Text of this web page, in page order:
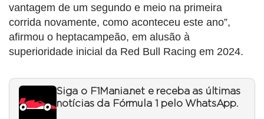
vantagem de um segundo e meio na primeira
corrida novamente, como aconteceu este ano”,
afirmou o heptacampeão, em alusão à
superioridade inicial da Red Bull Racing em 2024.
Siga o F1Mania.net e receba as últimas
notícias da Fórmula 1 pelo WhatsApp.